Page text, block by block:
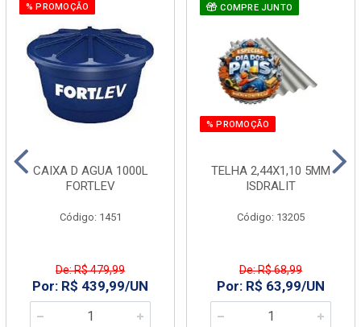
% PROMOÇÃO
CAIXA D AGUA 1000L
FORTLEV
Código: 1451
De: R$ 479,99
Por: R$ 439,99/UN
COMPRE JUNTO
% PROMOÇÃO
TELHA 2,44X1,10 5MM
ISDRALIT
Código: 13205
De: R$ 68,99
Por: R$ 63,99/UN